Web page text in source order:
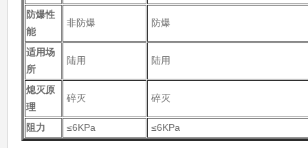
防爆性
能
非防爆 防爆
适用场
所
陆用 陆用
熄灭原
理
碎灭 碎灭
阻力 ≤6KPa ≤6KPa